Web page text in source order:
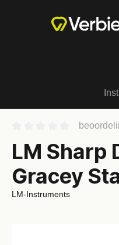
LM Sharp
Gracey
LM-Instruments